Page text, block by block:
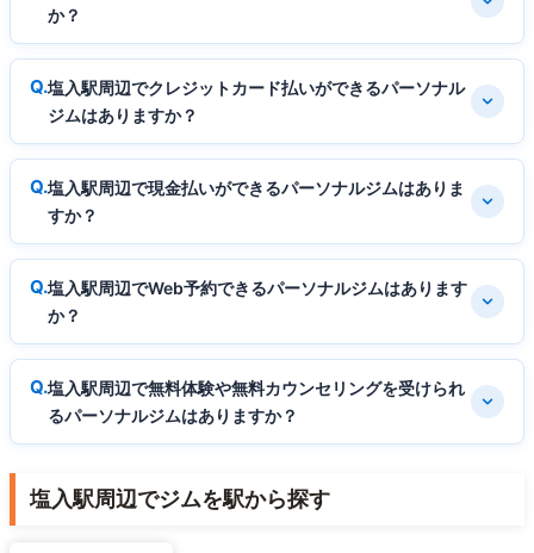
か？
塩入駅周辺でクレジットカード払いができるパーソナル
ジムはありますか？
塩入駅周辺で現金払いができるパーソナルジムはありま
すか？
塩入駅周辺でWeb予約できるパーソナルジムはあります
か？
塩入駅周辺で無料体験や無料カウンセリングを受けられ
るパーソナルジムはありますか？
塩入駅周辺でジムを駅から探す